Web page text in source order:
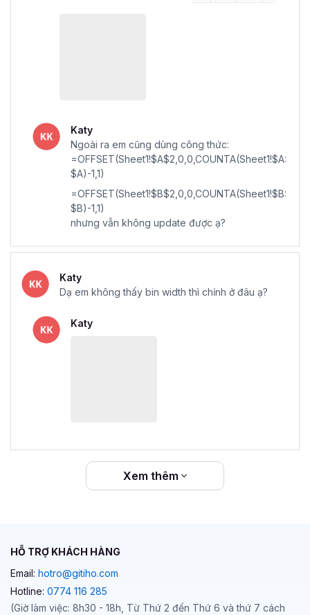
Katy
Ngoài ra em cũng dùng công thức:
=OFFSET(Sheet1!$A$2,0,0,COUNTA(Sheet1!$A:
$A)-1,1)
=OFFSET(Sheet1!$B$2,0,0,COUNTA(Sheet1!$B:
$B)-1,1)
nhưng vẫn không update được ạ?
Katy
Dạ em không thấy bin width thì chỉnh ở đâu ạ?
Katy
Xem thêm
HỖ TRỢ KHÁCH HÀNG
Email: hotro@gitiho.com
Hotline: 0774 116 285
(Giờ làm việc: 8h30 - 18h, Từ Thứ 2 đến Thứ 6 và thứ 7 cách